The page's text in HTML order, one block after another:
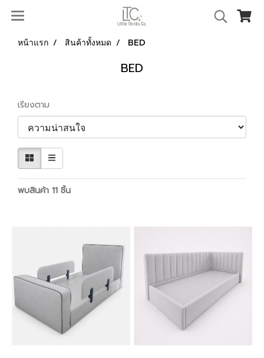
หน้าแรก สินค้าทั้งหมด BED
BED
เรียงตาม
พบสินค้า 11 ชิ้น